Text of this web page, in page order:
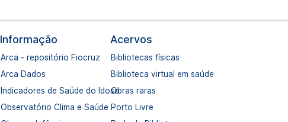
Informação
Arca - repositório Fiocruz
Arca Dados
Indicadores de Saúde do Idoso
Observatório Clima e Saúde
Acervos
Bibliotecas físicas
Biblioteca virtual em saúde
Obras raras
Porto Livre